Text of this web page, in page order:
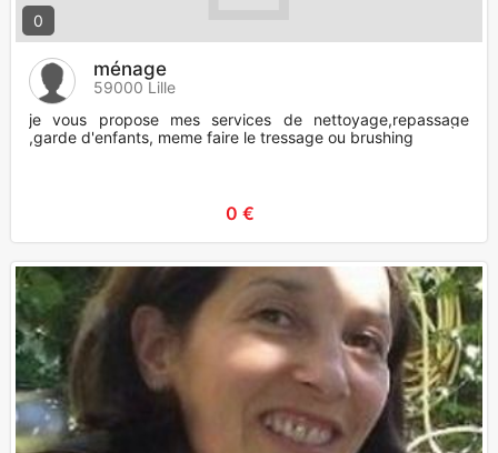
0
ménage
59000 Lille
je vous propose mes services de nettoyage,repassage
,garde d'enfants, meme faire le tressage ou brushing
0 €